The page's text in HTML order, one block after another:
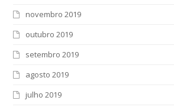
novembro 2019
outubro 2019
setembro 2019
agosto 2019
julho 2019